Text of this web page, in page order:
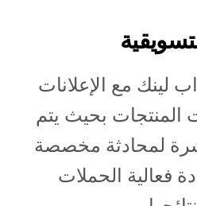
لينك مع الإعلانات
المنتجات بحيث يتم
لمحادثة مخصصة
فعالية الحملات